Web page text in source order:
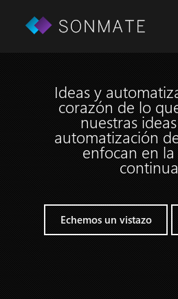
Ideas y
corazón de lo
nuestras
automatización
enfocan en
Echemos un vistazo